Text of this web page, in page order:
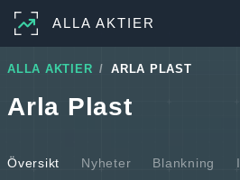
ALLA AKTIER
ALLA AKTIER ARLA PLAST
Arla Plast
Översikt Nyheter Blankning